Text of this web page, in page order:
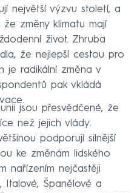
největší výzvu století, a
změny klimatu mají
život. Zhruba
že nejlepší cestou pro
je radikální změna v
pak vkládá
jsou přesvědčené, že
než jejich vlády.
podporují silnější
ke změnám lidského
nařízením nejčastěji
Italové, Španělové a